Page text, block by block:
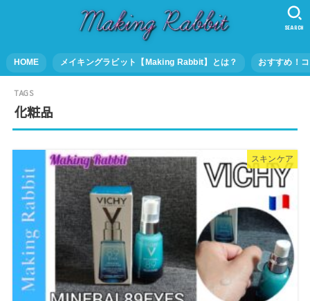
HOME メイキングラビット【Making Rabbit】とは？ おすすめ！
SEARCH
化粧品
スキンケア